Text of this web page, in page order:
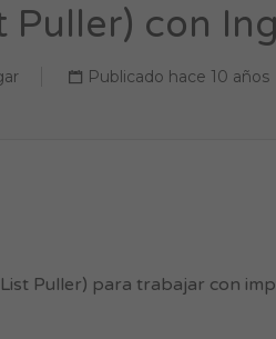
Puller) con
Publicado hace 10 años
Puller) para trabajar con